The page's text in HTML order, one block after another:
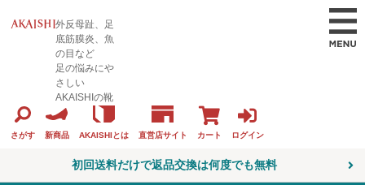
外反母趾、足
底筋膜炎、魚
の目など
足の悩みにや
さしい
AKAISHIの靴
さがす 新商品 AKAISHIとは 直営店サイト カート ログイン
初回送料だけで返品交換は何度でも無料